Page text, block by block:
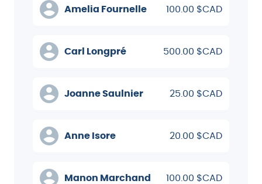
Amelia Fournelle 100.00 $CAD
Carl Longpré 500.00 $CAD
Joanne Saulnier 25.00 $CAD
Anne Isore 20.00 $CAD
Manon Marchand 100.00 $CAD